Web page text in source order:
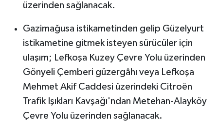
üzerinden sağlanacak.
Gazimağusa istikametinden gelip Güzelyurt
istikametine gitmek isteyen sürücüler için
ulaşım; Lefkoşa Kuzey Çevre Yolu üzerinden
Gönyeli Çemberi güzergâhı veya Lefkoşa
Mehmet Akif Caddesi üzerindeki Citroën
Trafik Işıkları Kavşağı'ndan Metehan-Alayköy
Çevre Yolu üzerinden sağlanacak.